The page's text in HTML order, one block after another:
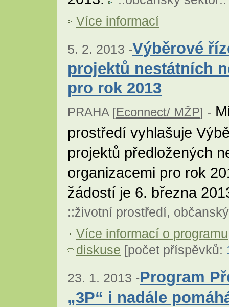
Více informací
5. 2. 2013 -Výběrové
projektů nestátních
pro rok 2013
PRAHA [Econnect/ MŽP] -
prostředí vyhlašuje
projektů předložených
organizacemi pro rok
žádostí je 6. března
::životní prostředí,
Více informací o programu
diskuse [počet příspěvků:
23. 1. 2013 -Program
„3P“ i nadále